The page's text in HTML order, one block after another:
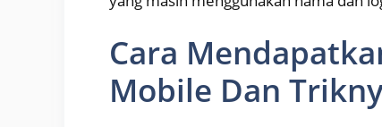
Cara
Mobile Dan